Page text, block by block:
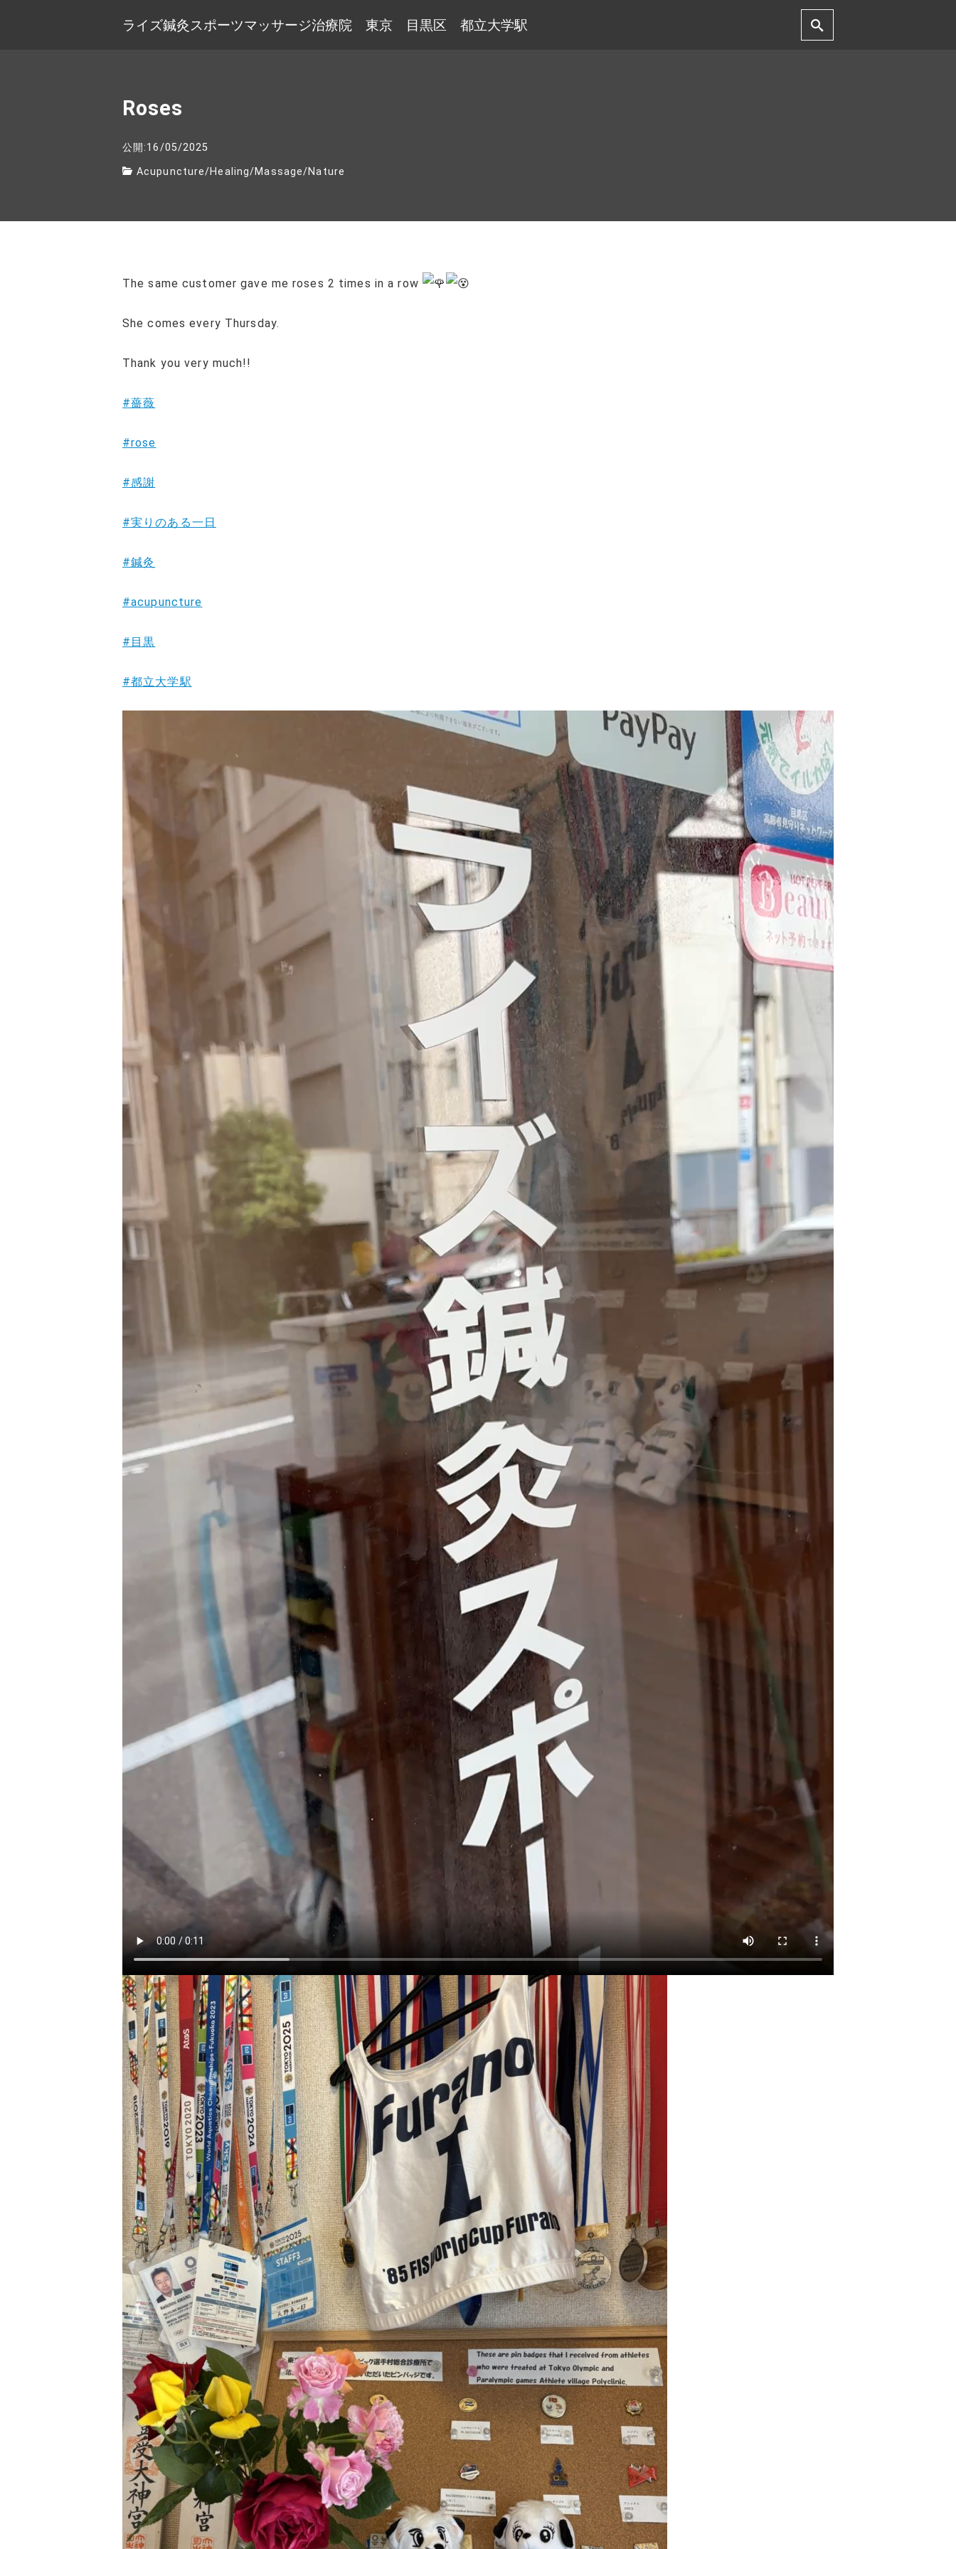
ライズ鍼灸スポーツマッサージ治療院 東京 目黒区 都立大学駅
Roses
公開:16/05/2025
Acupuncture/Healing/Massage/Nature
The same customer gave me roses 2 times in a row
She comes every Thursday.
Thank you very much!!
#薔薇
#rose
#感謝
#実りのある一日
#鍼灸
#acupuncture
#目黒
#都立大学駅